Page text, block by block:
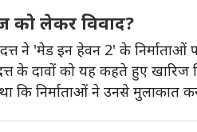
को लेकर विवाद?
ने 'मेड इन हेवन 2' के
के दावों को यह कहते हुए खारिज
कि निर्माताओं ने उनसे